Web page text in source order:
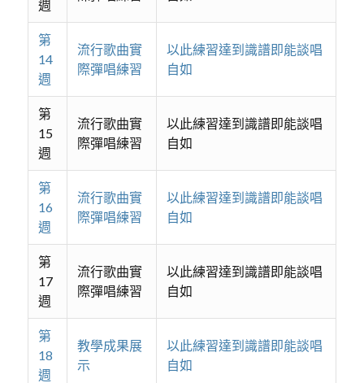
週
第
14
週
流行歌曲實
際彈唱練習
以此練習達到識譜即能談唱
自如
第
15
週
流行歌曲實
際彈唱練習
以此練習達到識譜即能談唱
自如
第
16
週
流行歌曲實
際彈唱練習
以此練習達到識譜即能談唱
自如
第
17
週
流行歌曲實
際彈唱練習
以此練習達到識譜即能談唱
自如
第
18
週
教學成果展
示
以此練習達到識譜即能談唱
自如